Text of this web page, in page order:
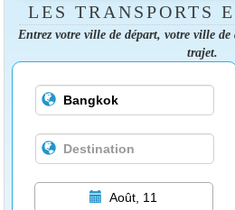
LES TRANSPORTS
Entrez votre ville de départ, votre ville
trajet.
Août, 11